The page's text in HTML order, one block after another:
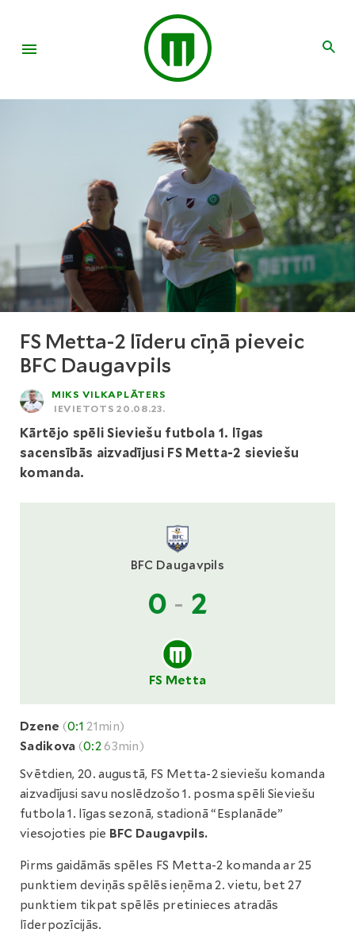
FS Metta-2 līderu cīņā pieveic
BFC Daugavpils
MIKS VILKAPLĀTERS
IEVIETOTS 20.08.23.
Kārtējo spēli Sieviešu futbola 1. līgas
sacensībās aizvadījusi FS Metta-2 sieviešu
komanda.
BFC Daugavpils
0 - 2
FS Metta
Dzene (0:1 21min)
Sadikova (0:263min)
Svētdien, 20. augustā, FS Metta-2 sieviešu komanda
aizvadījusi savu noslēdzošo 1. posma spēli Sieviešu
futbola 1. līgas sezonā, stadionā “Esplanāde”
viesojoties pie BFC Daugavpils.
Pirms gaidāmās spēles FS Metta-2 komanda ar 25
punktiem deviņās spēlēs ieņēma 2. vietu, bet 27
punktiem tikpat spēlēs pretinieces atradās
līderpozīcijās.